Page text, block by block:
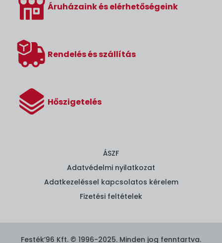
Áruházaink és elérhetőségeink
Rendelés és szállítás
Hőszigetelés
ÁSZF
Adatvédelmi nyilatkozat
Adatkezeléssel kapcsolatos kérelem
Fizetési feltételek
Festék’96 Kft. © 1996-2025. Minden jog fenntartva.